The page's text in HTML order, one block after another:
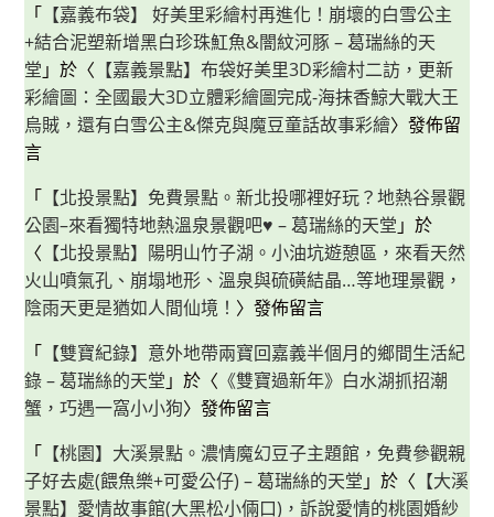
「 【嘉義布袋】 好美里彩繪村再進化！崩壞的白雪公主
+結合泥塑新增黑白珍珠魟魚&闇紋河豚 – 葛瑞絲的天
堂 」於〈 【嘉義景點】布袋好美里3D彩繪村二訪，更新
彩繪圖：全國最大3D立體彩繪圖完成-海抹香鯨大戰大王
烏賊，還有白雪公主&傑克與魔豆童話故事彩繪〉發佈留
言
「 【北投景點】免費景點。新北投哪裡好玩？地熱谷景觀
公園–來看獨特地熱溫泉景觀吧♥ – 葛瑞絲的天堂 」於
〈 【北投景點】陽明山竹子湖。小油坑遊憩區，來看天然
火山噴氣孔、崩塌地形、溫泉與硫磺結晶…等地理景觀，
陰雨天更是猶如人間仙境！ 〉發佈留言
「 【雙寶紀錄】意外地帶兩寶回嘉義半個月的鄉間生活紀
錄 – 葛瑞絲的天堂 」於〈 《雙寶過新年》白水湖抓招潮
蟹，巧遇一窩小小狗〉發佈留言
「 【桃園】大溪景點。濃情魔幻豆子主題館，免費參觀親
子好去處(餵魚樂+可愛公仔) – 葛瑞絲的天堂 」於〈 【大溪
景點】愛情故事館(大黑松小倆口)，訴說愛情的桃園婚紗